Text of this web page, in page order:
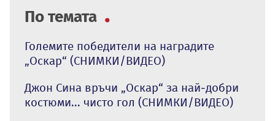
По темата
Големите победители на наградите
„Оскар“ (СНИМКИ/ВИДЕО)
Джон Сина връчи „Оскар“ за най-добри
костюми... чисто гол (СНИМКИ/ВИДЕО)